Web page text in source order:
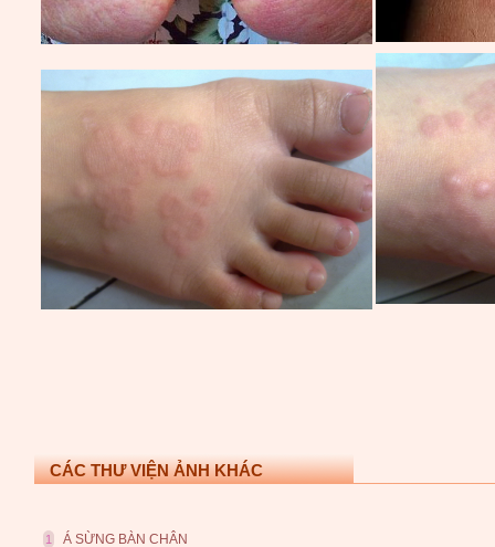
CÁC THƯ VIỆN ẢNH KHÁC
1 Á SỪNG BÀN CHÂN